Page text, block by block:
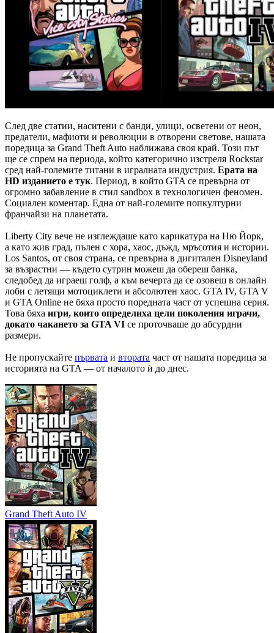
След две статии, наситени с банди, улици, осветени от неон,
предатели, мафиоти и революции в отворени светове, нашата
поредица за Grand Theft Auto наближава своя край. Този път
ще се спрем на периода, който категорично изстреля Rockstar
сред най-големите титани в игралната индустрия. Ерата на
HD изданието е тук. Период, в който GTA се превърна от
огромно забавление в стил sandbox в технологичен феномен.
Социален коментар. Една от най-големите попкултурни
франчайзи на планетата.
Liberty City вече не изглеждаше като карикатура на Ню Йорк,
а като жив град, пълен с хора, хаос, дъжд, мръсотия и истории.
Los Santos, от своя страна, се превърна в дигитален Disneyland
за възрастни — където сутрин можеш да обереш банка,
следобед да играеш голф, а към вечерта да се озовеш в онлайн
лоби с летящи мотоциклети и абсолютен хаос. GTA IV, GTA V
и GTA Online не бяха просто поредната част от успешна серия.
Това бяха игри, които определиха цели поколения играчи,
докато чакането за GTA VI се проточваше до абсурдни
размери.
Не пропускайте първата и втората част от нашата поредица за
историята на GTA — от началото ѝ до днес.
Grand Theft Auto IV